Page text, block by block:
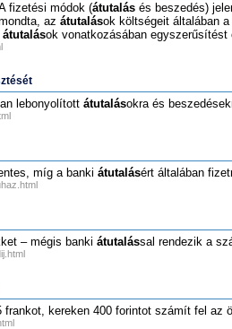
fizetési módok (átutalás és beszedés)
az átutalások költségeit általában
átutalások vonatkozásában egyszerűsítést
lebonyolított átutalásokra és
míg a banki átutalásért általában
– mégis banki átutalással rendezik a
frankot, kereken 400 forintot számít fel az